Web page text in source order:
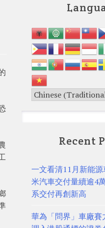
Recent
一文看清11月新能
米汽車交付量續逾4
系交付再創新高
華為「問界」車廠賽